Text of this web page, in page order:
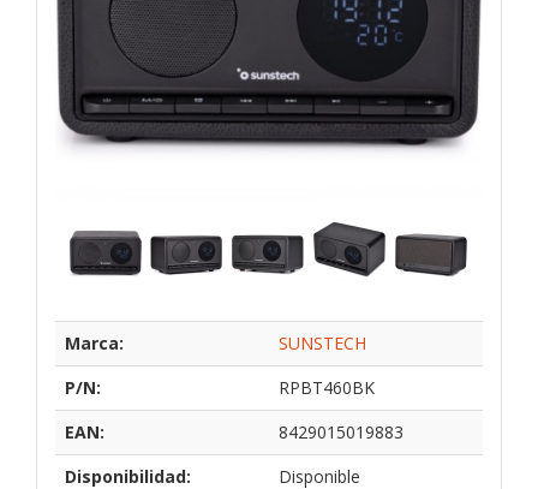
Marca:
SUNSTECH
P/N:
RPBT460BK
EAN:
8429015019883
Disponibilidad:
Disponible